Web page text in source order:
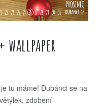
wallpaper
tu máme! Dubánci se na
zdobení